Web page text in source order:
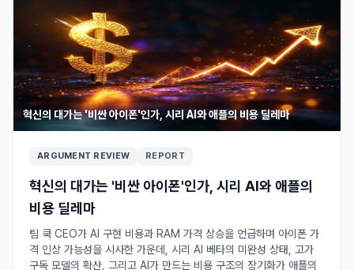
혁신의 대가는 '비싼 아이폰'인가, 시리 AI와 애플의 비용 딜레마
ARGUMENT REVIEW REPORT
혁신의 대가는 '비싼 아이폰'인가, 시리 AI와 애플의
비용 딜레마
팀 쿡 CEO가 AI 구현 비용과 RAM 가격 상승을 언급하며 아이폰 가
격 인상 가능성을 시사한 가운데, 시리 AI 베타의 미완성 상태, 고가
구독 모델의 확산, 그리고 AI가 만드는 비용 구조의 장기화가 애플의